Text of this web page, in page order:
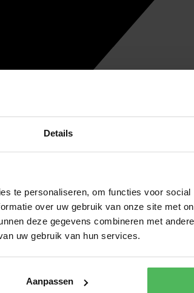
Details
te personaliseren, om functies voor
over uw gebruik van onze site met
deze gegevens combineren met
uw gebruik van hun services.
Aanpassen